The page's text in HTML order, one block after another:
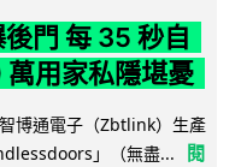
門 每 35 秒自
萬用家私隱堪憂
博通電子（Zbtlink）生產
」（無盡...
閱